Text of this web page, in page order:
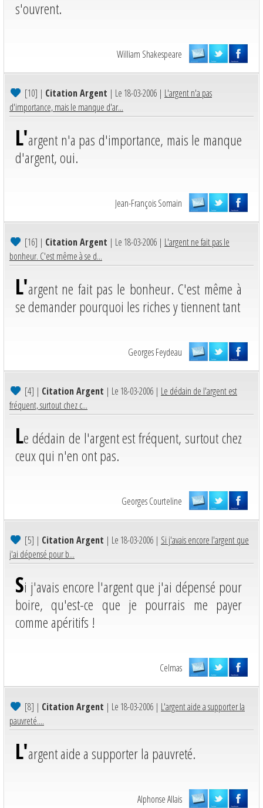
s'ouvrent.
William Shakespeare
[10] | Citation Argent | Le 18-03-2006 | L'argent n'a pas
d'importance, mais le manque d'ar...
L'argent n'a pas d'importance, mais le manque
d'argent, oui.
Jean-François Somain
[16] | Citation Argent | Le 18-03-2006 | L'argent ne fait pas le
bonheur. C'est même à se d...
L'argent ne fait pas le bonheur. C'est même à
se demander pourquoi les riches y tiennent tant
Georges Feydeau
[4] | Citation Argent | Le 18-03-2006 | Le dédain de l'argent est
fréquent, surtout chez c...
Le dédain de l'argent est fréquent, surtout chez
ceux qui n'en ont pas.
Georges Courteline
[5] | Citation Argent | Le 18-03-2006 | Si j'avais encore l'argent que
j'ai dépensé pour b...
Si j'avais encore l'argent que j'ai dépensé pour
boire, qu'est-ce que je pourrais me payer
comme apéritifs !
Celmas
[8] | Citation Argent | Le 18-03-2006 | L'argent aide a supporter la
pauvreté....
L'argent aide a supporter la pauvreté.
Alphonse Allais